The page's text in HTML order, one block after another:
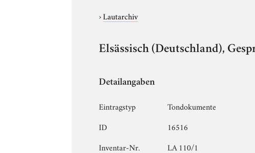
›Lautarchiv
Elsässisch (Deutschland),
Detailangaben
Eintragstyp
Tondokumente
ID
16516
Inventar-Nr.
LA 110/1